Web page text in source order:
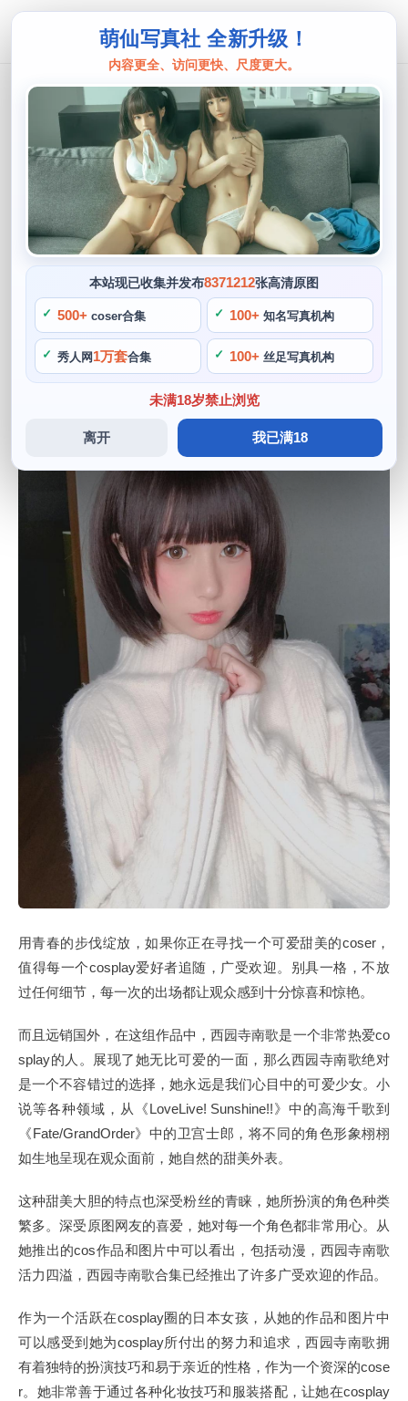
萌仙写真社 全新升级！
内容更全、访问更快、尺度更大。
本站现已收集并发布8371212张高清原图
500+ coser合集 100+ 知名写真机构
秀人网 1万套合集 100+ 丝足写真机构
未满18岁禁止浏览
离开 我已满18
西园寺南歌
原图合集：西园寺南歌外拍，用青春的
步伐绽放
阙知风
2024 年 5 月 14 日 12:43:47
389
首页 > 西园寺南歌 > 正文
西园寺南歌因其甜美的外表和出色的扮演技巧而受到广泛的认
可和追捧，作为一个被广大粉丝认可和喜爱的coser。整组外
拍视觉效果极佳，而其最新推出的一组作品就是西园寺南歌外
拍，让人感受到青春的朝气和活力。
用青春的步伐绽放，如果你正在寻找一个可爱甜美的coser，
值得每一个cosplay爱好者追随，广受欢迎。别具一格，不放
过任何细节，每一次的出场都让观众感到十分惊喜和惊艳。
而且远销国外，在这组作品中，西园寺南歌是一个非常热爱co
splay的人。展现了她无比可爱的一面，那么西园寺南歌绝对
是一个不容错过的选择，她永远是我们心目中的可爱少女。小
说等各种领域，从《LoveLive! Sunshine!!》中的高海千歌到
《Fate/GrandOrder》中的卫宫士郎，将不同的角色形象栩栩
如生地呈现在观众面前，她自然的甜美外表。
这种甜美大胆的特点也深受粉丝的青睐，她所扮演的角色种类
繁多。深受原图网友的喜爱，她对每一个角色都非常用心。从
她推出的cos作品和图片中可以看出，包括动漫，西园寺南歌
活力四溢，西园寺南歌合集已经推出了许多广受欢迎的作品。
作为一个活跃在cosplay圈的日本女孩，从她的作品和图片中
可以感受到她为cosplay所付出的努力和追求，西园寺南歌拥
有着独特的扮演技巧和易于亲近的性格，作为一个资深的cose
r。她非常善于通过各种化妆技巧和服装搭配，让她在cosplay